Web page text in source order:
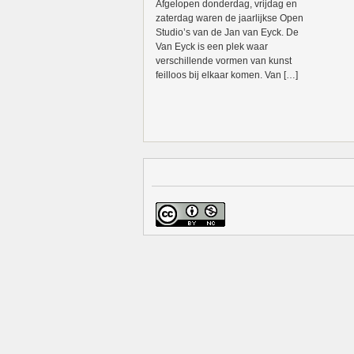
Afgelopen donderdag, vrijdag en
zaterdag waren de jaarlijkse Open
Studio’s van de Jan van Eyck. De
Van Eyck is een plek waar
verschillende vormen van kunst
feilloos bij elkaar komen. Van […]